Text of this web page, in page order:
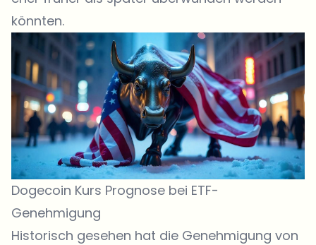
könnten.
Dogecoin Kurs Prognose bei ETF-
Genehmigung
Historisch gesehen hat die Genehmigung von